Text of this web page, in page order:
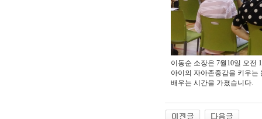
이동순 소장은 7월10일 오전
아이의 자아존중감을 키우
배우는 시간을 가졌습니다.